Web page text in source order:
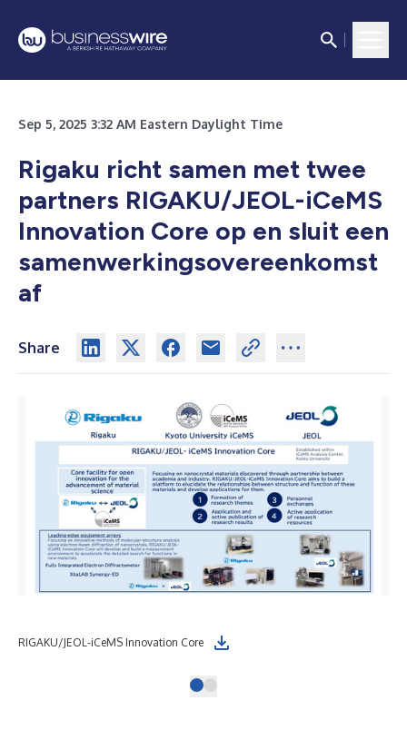
Sep 5, 2025 3:32 AM Eastern Daylight Time
Rigaku richt samen met twee
partners RIGAKU/JEOL-iCeMS
Innovation Core op en sluit een
samenwerkingsovereenkomst
af
Share
RIGAKU/JEOL-iCeMS Innovation Core